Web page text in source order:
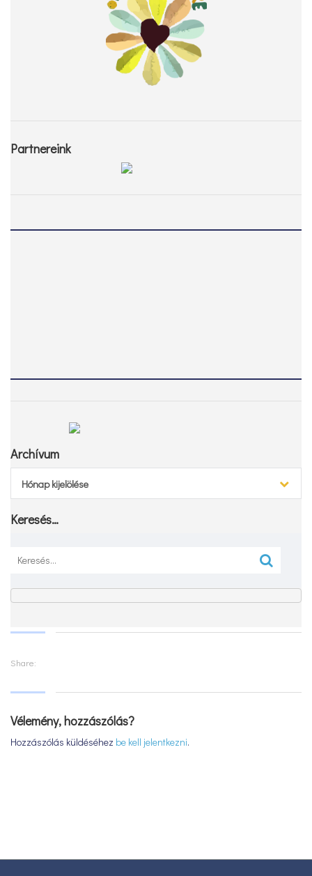
Partnereink
Archívum
Hónap kijelölése
Keresés…
Keresés:
Share:
Vélemény, hozzászólás?
Hozzászólás küldéséhez be kell jelentkezni.